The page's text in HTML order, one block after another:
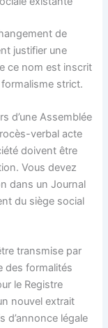
de
justifier une
ce nom est inscrit
strict.
d’une Assemblée
verbal acte
doivent être
Vous devez
dans un Journal
du siège social
transmise par
des formalités
le Registre
nouvel extrait
d’annonce légale